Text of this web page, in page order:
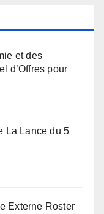
et des
d’Offres pour
La Lance du 5
Externe Roster